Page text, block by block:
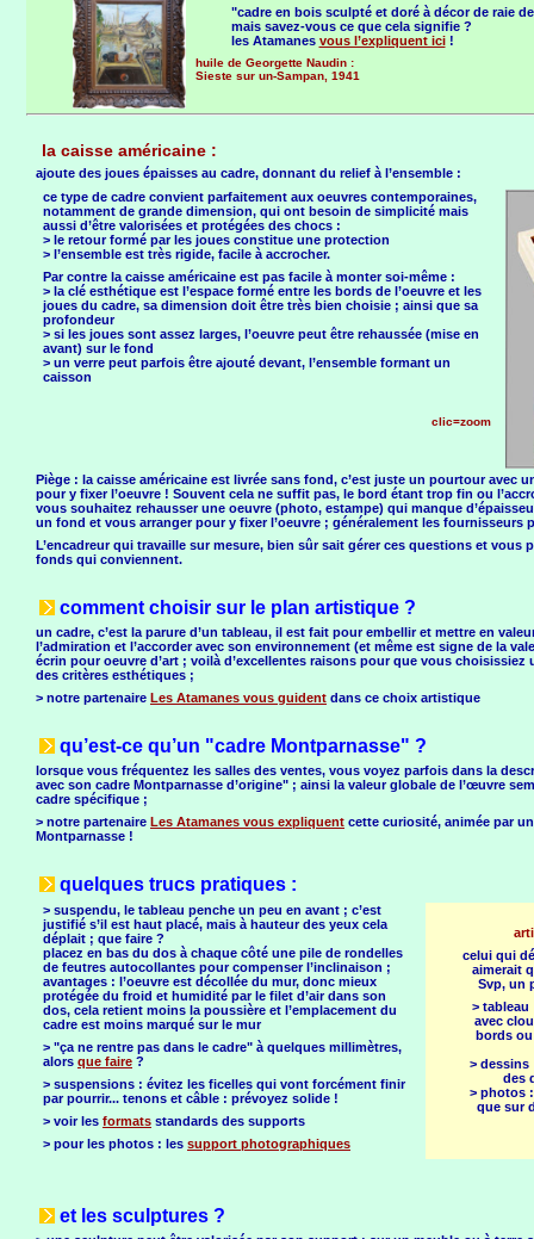
"cadre en bois sculpté et doré à décor de raie
mais savez-vous ce que cela signifie ?
les Atamanes vous l’expliquent ici!
huile de Georgette Naudin :
Sieste sur un-Sampan, 1941
la caisse américaine :
ajoute des joues épaisses au cadre, donnant du relief à l’ensemble :
ce type de cadre convient parfaitement aux oeuvres contemporaines,
notamment de grande dimension, qui ont besoin de simplicité mais
aussi d’être valorisées et protégées des chocs :
> le retour formé par les joues constitue une protection
> l’ensemble est très rigide, facile à accrocher.
Par contre la caisse américaine est pas facile à monter soi-même :
> la clé esthétique est l’espace formé entre les bords de l’oeuvre et les
joues du cadre, sa dimension doit être très bien choisie ; ainsi que sa
profondeur
> si les joues sont assez larges, l’oeuvre peut être rehaussée (mise en
avant) sur le fond
> un verre peut parfois être ajouté devant, l’ensemble formant un
caisson
clic=zoom
Piège : la caisse américaine est livrée sans fond, c’est juste un pourtour avec
pour y fixer l’oeuvre ! Souvent cela ne suffit pas, le bord étant trop fin ou
vous souhaitez rehausser une oeuvre (photo, estampe) qui manque
un fond et vous arranger pour y fixer l’oeuvre ; généralement les fournisseurs
L’encadreur qui travaille sur mesure, bien sûr sait gérer ces questions et vous
fonds qui conviennent.
comment choisir sur le plan artistique ?
un cadre, c’est la parure d’un tableau, il est fait pour embellir et mettre en
l’admiration et l’accorder avec son environnement (et même est signe de la
écrin pour oeuvre d’art ; voilà d’excellentes raisons pour que vous
des critères esthétiques ;
> notre partenaire Les Atamanes vous guident dans ce choix artistique
qu’est-ce qu’un "cadre Montparnasse" ?
lorsque vous fréquentez les salles des ventes, vous voyez parfois dans la
avec son cadre Montparnasse d’origine" ; ainsi la valeur globale de l’œuvre
cadre spécifique ;
> notre partenaire Les Atamanes vous expliquent cette curiosité, animée par
Montparnasse !
quelques trucs pratiques :
> suspendu, le tableau penche un peu en avant ; c’est
justifié s’il est haut placé, mais à hauteur des yeux cela
déplait ; que faire ?
placez en bas du dos à chaque côté une pile de rondelles
de feutres autocollantes pour compenser l’inclinaison ;
avantages : l’oeuvre est décollée du mur, donc mieux
protégée du froid et humidité par le filet d’air dans son
dos, cela retient moins la poussière et l’emplacement du
cadre est moins marqué sur le mur
> "ça ne rentre pas dans le cadre" à quelques millimètres,
alors que faire ?
> suspensions : évitez les ficelles qui vont forcément finir
par pourrir... tenons et câble : prévoyez solide !
> voir les formats standards des supports
> pour les photos : les support photographiques
celui qui
aimerait
Svp, un
> tableau
avec
bords
> dessins
des
> photos
que sur
et les sculptures ?